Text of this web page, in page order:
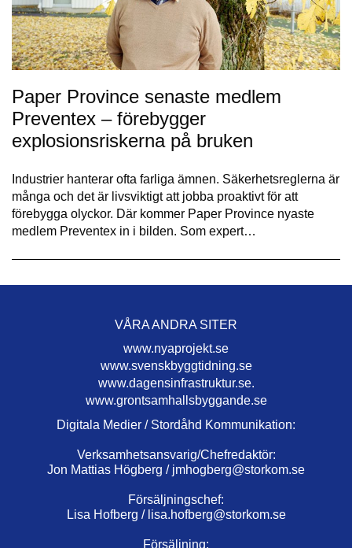
Paper Province senaste medlem
Preventex – förebygger
explosionsriskerna på bruken
Industrier hanterar ofta farliga ämnen. Säkerhetsreglerna är
många och det är livsviktigt att jobba proaktivt för att
förebygga olyckor. Där kommer Paper Province nyaste
medlem Preventex in i bilden. Som expert…
VÅRA ANDRA SITER
www.nyaprojekt.se
www.svenskbyggtidning.se
www.dagensinfrastruktur.se.
www.grontsamhallsbyggande.se
Digitala Medier / Stordåhd Kommunikation:
Verksamhetsansvarig/Chefredaktör:
Jon Mattias Högberg / jmhogberg@storkom.se
Försäljningschef:
Lisa Hofberg / lisa.hofberg@storkom.se
Försäljning: